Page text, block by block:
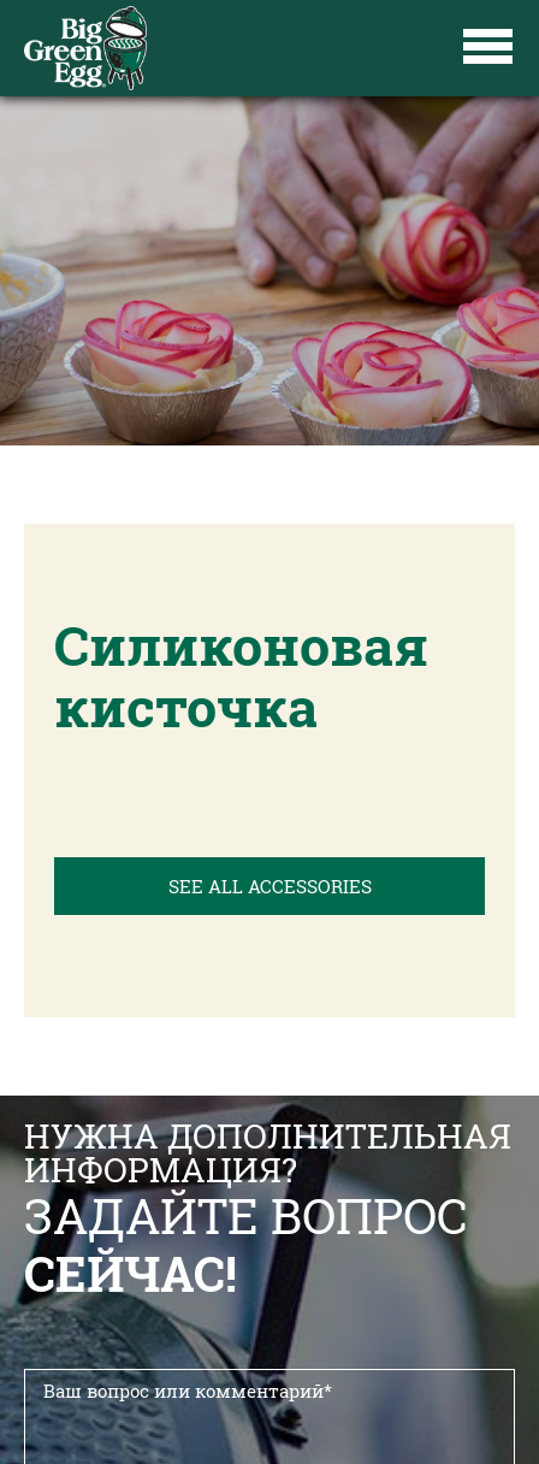
Силиконовая
кисточка
SEE ALL ACCESSORIES
НУЖНА ДОПОЛНИТЕЛЬНАЯ
ИНФОРМАЦИЯ?
ЗАДАЙТЕ ВОПРОС
СЕЙЧАС!